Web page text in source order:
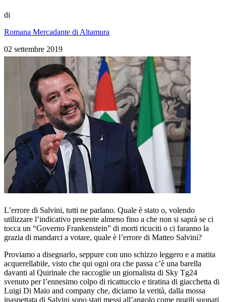
di
Romana Mercadante di Altamura
02 settembre 2019
L’errore di Salvini, tutti ne parlano. Quale è stato o, volendo
utilizzare l’indicativo presente almeno fino a che non si saprà se ci
tocca un “Governo Frankenstein” di morti ricuciti o ci faranno la
grazia di mandarci a votare, quale è l’errore di Matteo Salvini?
Proviamo a disegnarlo, seppure con uno schizzo leggero e a matita
acquerellabile, visto che qui ogni ora che passa c’è una barella
davanti al Quirinale che raccoglie un giornalista di Sky Tg24
svenuto per l’ennesimo colpo di ricattuccio e tiratina di giacchetta di
Luigi Di Maio and company che, diciamo la verità, dalla mossa
inaspettata di Salvini sono stati messi all’angolo come pugili suonati